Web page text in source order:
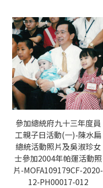
參加總統府九十三年度員
工親子日活動(一)-陳水扁
總統活動照片及吳淑珍女
士參加2004年帕運活動照
片-MOFA109179CF-2020-
12-PH00017-012